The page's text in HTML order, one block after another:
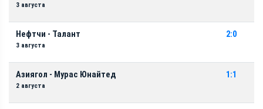
3 августа
Нефтчи - Талант
3 августа
2:0
Азиягол - Мурас Юнайтед
2 августа
1:1